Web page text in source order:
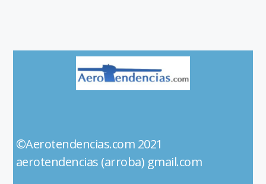
©Aerotendencias.com 2021
aerotendencias (arroba) gmail.com